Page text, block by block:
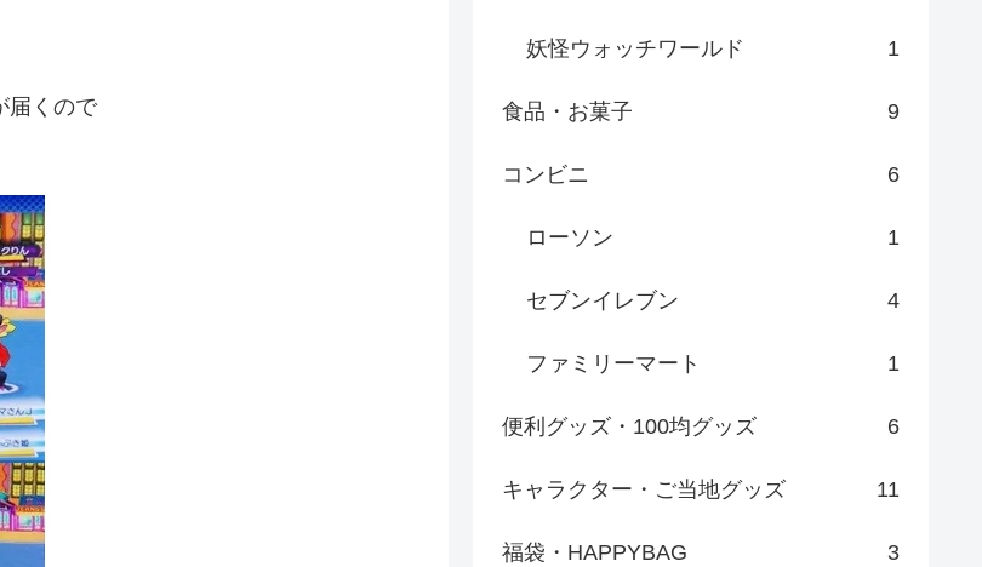
届くので
妖怪ウォッチワールド 1
食品・お菓子 9
コンビニ 6
ローソン 1
セブンイレブン 4
ファミリーマート 1
便利グッズ・100均グッズ 6
キャラクター・ご当地グッズ 11
福袋・HAPPYBAG 3